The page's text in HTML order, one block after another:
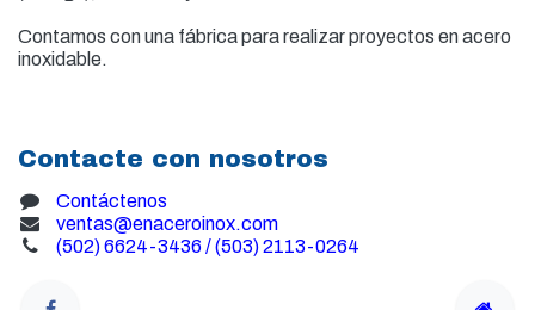
Contamos con una fábrica para realizar proyectos en acero
inoxidable.
Contacte con nosotros
Contáctenos
ventas@enaceroinox.com
(502) 6624-3436 / (503) 2113-0264